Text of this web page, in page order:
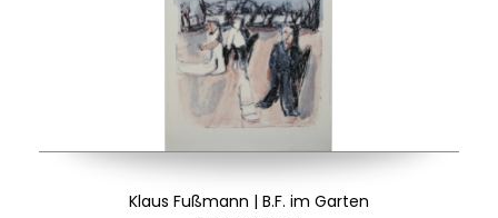
Klaus Fußmann | B.F. im Garten